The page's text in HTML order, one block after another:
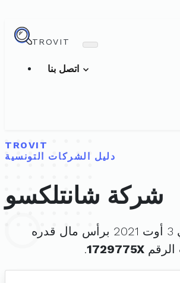
TROVIT
TROVIT
دليل الشركات التونسية
شركة شانتلكسو
1729775X
.